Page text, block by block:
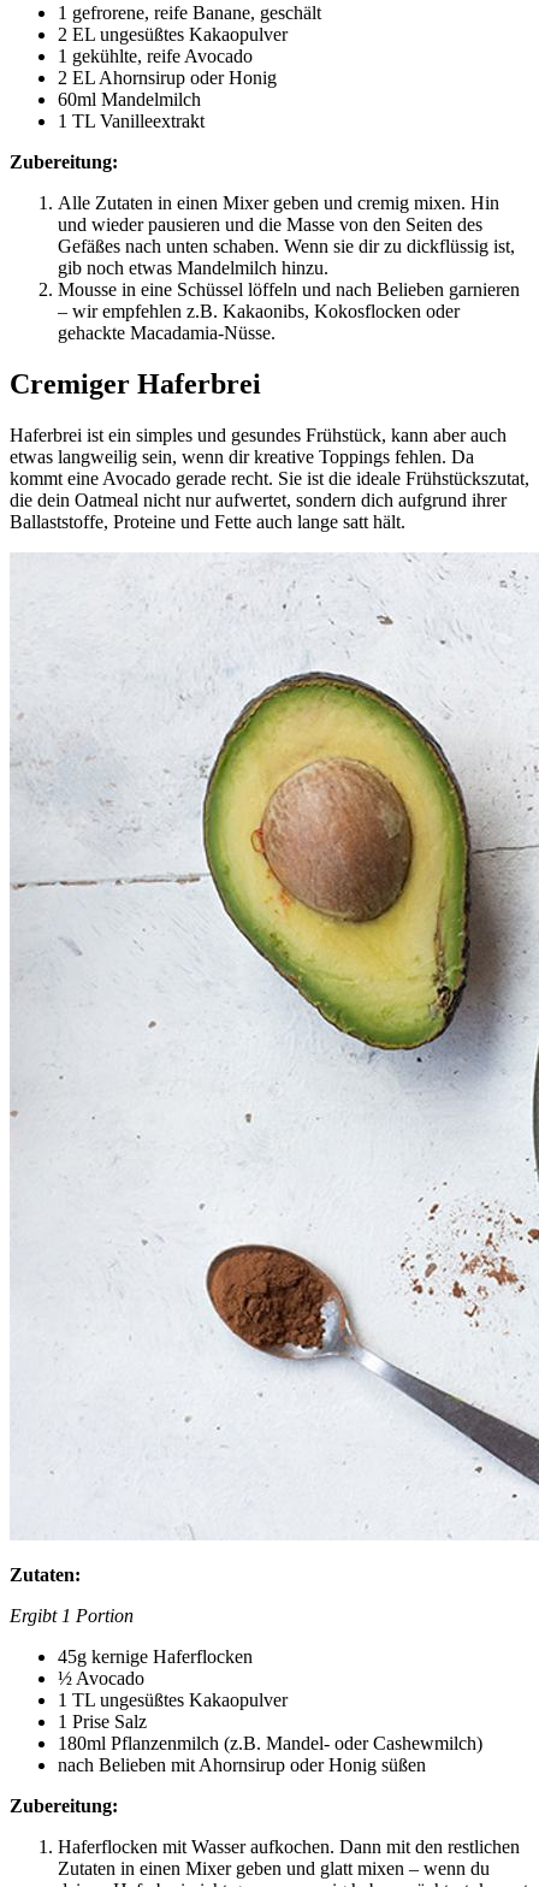
1 gefrorene, reife Banane, geschält
2 EL ungesüßtes Kakaopulver
1 gekühlte, reife Avocado
2 EL Ahornsirup oder Honig
60ml Mandelmilch
1 TL Vanilleextrakt
Zubereitung:
Alle Zutaten in einen Mixer geben und cremig mixen. Hin
und wieder pausieren und die Masse von den Seiten des
Gefäßes nach unten schaben. Wenn sie dir zu dickflüssig ist,
gib noch etwas Mandelmilch hinzu.
Mousse in eine Schüssel löffeln und nach Belieben garnieren
– wir empfehlen z.B. Kakaonibs, Kokosflocken oder
gehackte Macadamia-Nüsse.
Cremiger Haferbrei
Haferbrei ist ein simples und gesundes Frühstück, kann aber auch
etwas langweilig sein, wenn dir kreative Toppings fehlen. Da
kommt eine Avocado gerade recht. Sie ist die ideale Frühstückszutat,
die dein Oatmeal nicht nur aufwertet, sondern dich aufgrund ihrer
Ballaststoffe, Proteine und Fette auch lange satt hält.
Zutaten:
Ergibt 1 Portion
45g kernige Haferflocken
½ Avocado
1 TL ungesüßtes Kakaopulver
1 Prise Salz
180ml Pflanzenmilch (z.B. Mandel- oder Cashewmilch)
nach Belieben mit Ahornsirup oder Honig süßen
Zubereitung:
Haferflocken mit Wasser aufkochen. Dann mit den restlichen
Zutaten in einen Mixer geben und glatt mixen – wenn du